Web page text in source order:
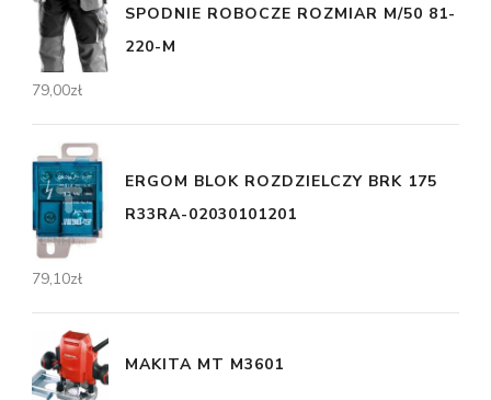
SPODNIE ROBOCZE ROZMIAR M/50 81-
220-M
79,00zł
ERGOM BLOK ROZDZIELCZY BRK 175
R33RA-02030101201
79,10zł
MAKITA MT M3601